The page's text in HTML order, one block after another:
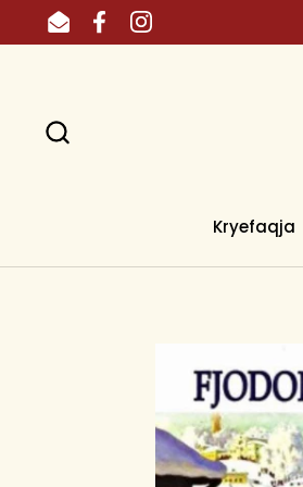
Skip to content
EmailFacebookInstagram
Kryefaqja